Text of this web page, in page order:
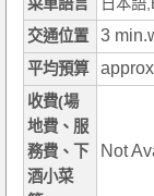
菜單語言
日本語
交通位置
3
平均預算
收費(場
地費、服
務費、下
酒小菜
Not